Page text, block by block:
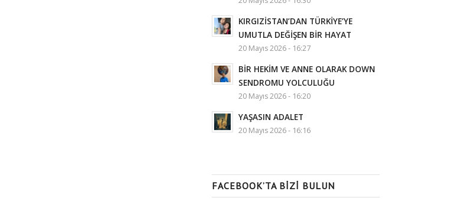
KIRGIZİSTAN’DAN TÜRKİYE’YE
UMUTLA DEĞİŞEN BİR HAYAT
20 Mayıs 2026 - 16:27
BİR HEKİM VE ANNE OLARAK DOWN
SENDROMU YOLCULUĞU
20 Mayıs 2026 - 16:20
YAŞASIN ADALET
20 Mayıs 2026 - 16:16
FACEBOOK’TA BIZI BULUN